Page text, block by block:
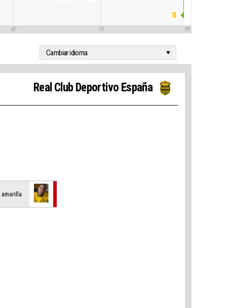
60' 75' 90'
Real Club Deportivo España
amarilla